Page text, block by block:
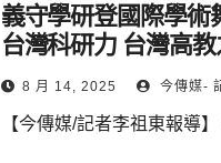
義守學研登國際學術
台灣科研力 台灣高教
8 月 14, 2025 今傳媒-
【今傳媒/記者李祖東報導